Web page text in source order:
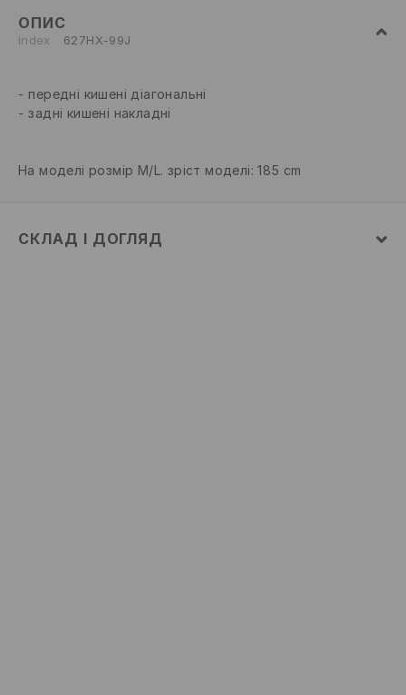
ОПИС
Index 627HX-99J
передні кишені діагональні
задні кишені накладні
На моделі розмір M/L. зріст моделі: 185 cm
СКЛАД І ДОГЛЯД